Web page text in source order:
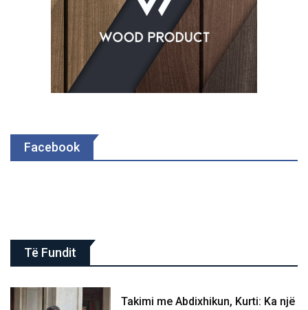
Facebook
Të Fundit
Takimi me Abdixhikun, Kurti: Ka një